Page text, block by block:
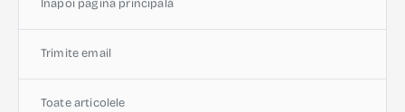
Înapoi pagina principală
Trimite email
Toate articolele